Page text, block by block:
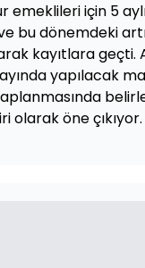
emeklileri için 5
bu dönemdeki
kayıtlara geçti.
yapılacak
olarak öne çıkıyor.